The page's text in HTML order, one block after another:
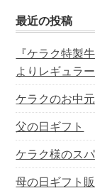
最近の投稿
『ケラク特製
よりレギュラ
ケラクのお中
父の日ギフト
ケラク様のス
母の日ギフト